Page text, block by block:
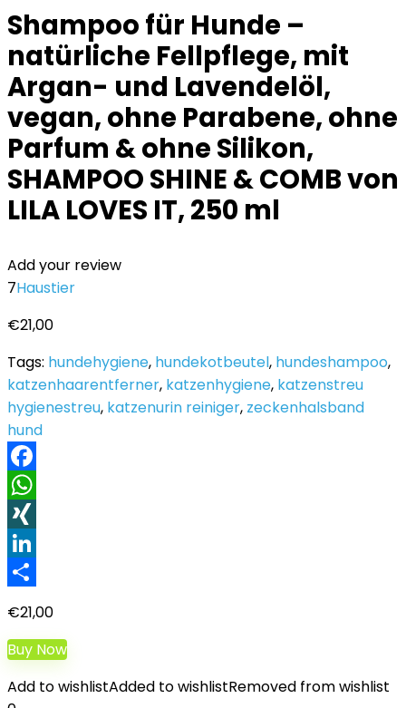
Shampoo für Hunde –
natürliche Fellpflege, mit
Argan- und Lavendelöl,
vegan, ohne Parabene, ohne
Parfum & ohne Silikon,
SHAMPOO SHINE & COMB von
LILA LOVES IT, 250 ml
Add your review
7Haustier
€21,00
Tags: hundehygiene, hundekotbeutel, hundeshampoo,
katzenhaarentferner, katzenhygiene, katzenstreu
hygienestreu, katzenurin reiniger, zeckenhalsband
hund
Facebook
WhatsApp
XING
LinkedIn
€21,00
Buy Now
Add to wishlistAdded to wishlistRemoved from wishlist